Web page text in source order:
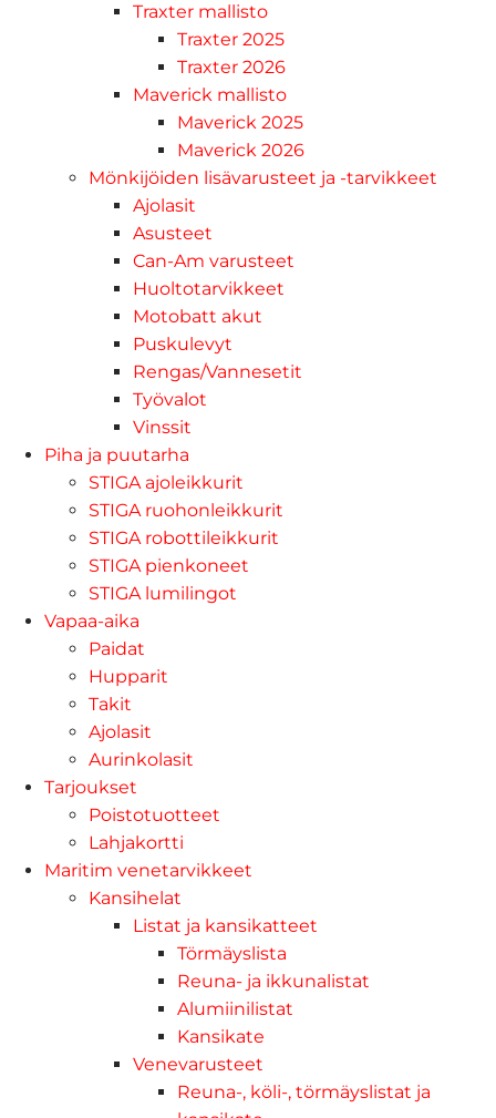
Traxter mallisto
Traxter 2025
Traxter 2026
Maverick mallisto
Maverick 2025
Maverick 2026
Mönkijöiden lisävarusteet ja -tarvikkeet
Ajolasit
Asusteet
Can-Am varusteet
Huoltotarvikkeet
Motobatt akut
Puskulevyt
Rengas/Vannesetit
Työvalot
Vinssit
Piha ja puutarha
STIGA ajoleikkurit
STIGA ruohonleikkurit
STIGA robottileikkurit
STIGA pienkoneet
STIGA lumilingot
Vapaa-aika
Paidat
Hupparit
Takit
Ajolasit
Aurinkolasit
Tarjoukset
Poistotuotteet
Lahjakortti
Maritim venetarvikkeet
Kansihelat
Listat ja kansikatteet
Törmäyslista
Reuna- ja ikkunalistat
Alumiinilistat
Kansikate
Venevarusteet
Reuna-, köli-, törmäyslistat ja